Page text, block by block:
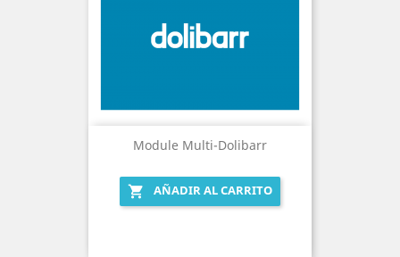
Module Multi-Dolibarr
 AÑADIR AL CARRITO